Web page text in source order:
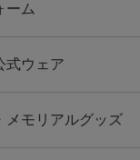
ーム
式ウェア
メモリアルグッズ